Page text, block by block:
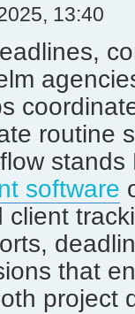
13:40
routine
software
that
project